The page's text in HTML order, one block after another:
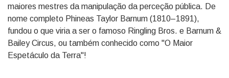
maiores mestres da manipulação da perceção pública. De
nome completo Phineas Taylor Barnum (1810–1891),
fundou o que viria a ser o famoso Ringling Bros. e Barnum &
Bailey Circus, ou também conhecido como "O Maior
Espetáculo da Terra"!